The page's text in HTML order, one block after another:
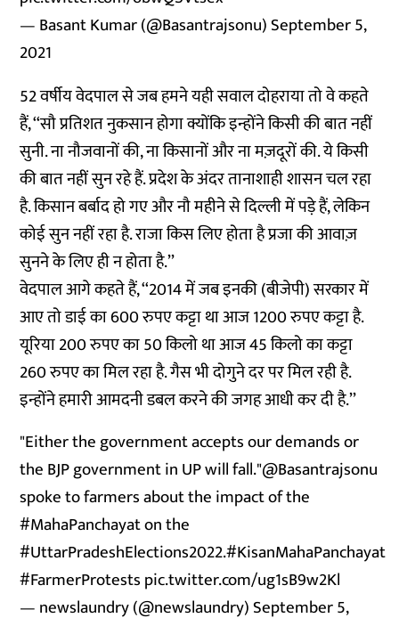
— Basant Kumar (@Basantrajsonu)September 5,
2021
52 वर्षीय वेदपाल से जब हमने यही सवाल दोहराया तो वे कहते
हैं, ‘‘सौ प्रतिशत नुकसान होगा क्योंकि इन्होंने किसी की बात नहीं
सुनी. ना नौजवानों की, ना किसानों और ना मज़दूरों की. ये किसी
की बात नहीं सुन रहे हैं. प्रदेश के अंदर तानाशाही शासन चल रहा
है. किसान बर्बाद हो गए और नौ महीने से दिल्ली में पड़े हैं, लेकिन
कोई सुन नहीं रहा है. राजा किस लिए होता है प्रजा की आवाज़
सुनने के लिए ही न होता है.’’
वेदपाल आगे कहते हैं, ‘‘2014 में जब इनकी (बीजेपी) सरकार में
आए तो डाई का 600 रुपए कट्टा था आज 1200 रुपए कट्टा है.
यूरिया 200 रुपए का 50 किलो था आज 45 किलो का कट्टा
260 रुपए का मिल रहा है. गैस भी दोगुने दर पर मिल रही है.
इन्होंने हमारी आमदनी डबल करने की जगह आधी कर दी है.’’
"Either the government accepts our demands or
the BJP government in UP will fall."@Basantrajsonu
spoke to farmers about the impact of the
#MahaPanchayaton the
#UttarPradeshElections2022.#KisanMahaPanchayat
#FarmerProtestspic.twitter.com/ug1sB9w2Kl
— newslaundry (@newslaundry)September 5,